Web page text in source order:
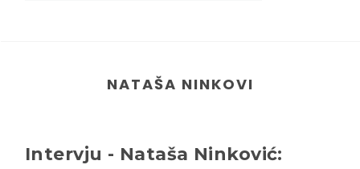
NATAŠA NINKOVI
Intervju - Nataša Ninković: